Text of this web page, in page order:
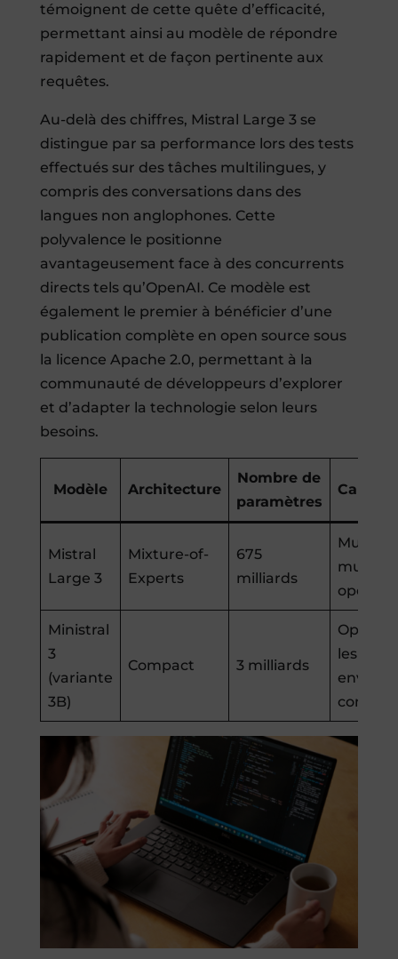
témoignent de cette quête d’efficacité,
permettant ainsi au modèle de répondre
rapidement et de façon pertinente aux
requêtes.
Au-delà des chiffres, Mistral Large 3 se
distingue par sa performance lors des tests
effectués sur des tâches multilingues, y
compris des conversations dans des
langues non anglophones. Cette
polyvalence le positionne
avantageusement face à des concurrents
directs tels qu’OpenAI. Ce modèle est
également le premier à bénéficier d’une
publication complète en open source sous
la licence Apache 2.0, permettant à la
communauté de développeurs d’explorer
et d’adapter la technologie selon leurs
besoins.
Modèle Architecture
Nombre de
paramètres
Mistral
Large 3
Mixture-of-
Experts
675
milliards
open
Ministral
3
(variante
3B)
Compact 3 milliards
les